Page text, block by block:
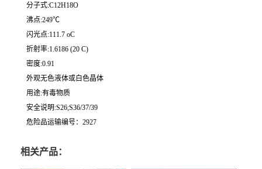
分子式:C12H18O
沸点:249℃
闪光点:111.7 oC
折射率:1.6186 (20 C)
密度:0.91
外观无色液体或白色晶体
用途:有毒物质
安全说明:S26;S36/37/39
危险品运输编号：2927
相关产品：